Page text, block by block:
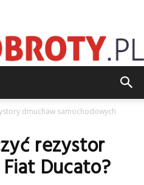
Obroty.pl
dmuchaw samochodowych
rezystor
Ducato?